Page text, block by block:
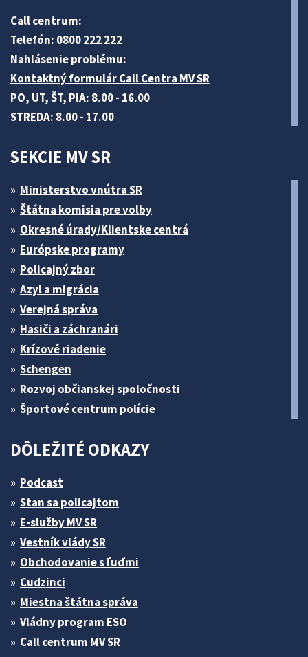
Call centrum:
Telefón: 0800 222 222
Nahlásenie problému:
Kontaktný formulár Call Centra MV SR
PO, UT, ŠT, PIA: 8.00 - 16.00
STREDA: 8.00 - 17.00
SEKCIE MV SR
Ministerstvo vnútra SR
Štátna komisia pre volby
Okresné úrady/Klientske centrá
Európske programy
Policajný zbor
Azyl a migrácia
Verejná správa
Hasiči a záchranári
Krízové riadenie
Schengen
Rozvoj občianskej spoločnosti
Športové centrum polície
DÔLEŽITÉ ODKAZY
Podcast
Stan sa policajtom
E-služby MV SR
Vestník vlády SR
Obchodovanie s ľuďmi
Cudzinci
Miestna štátna správa
Vládny program ESO
Call centrum MV SR